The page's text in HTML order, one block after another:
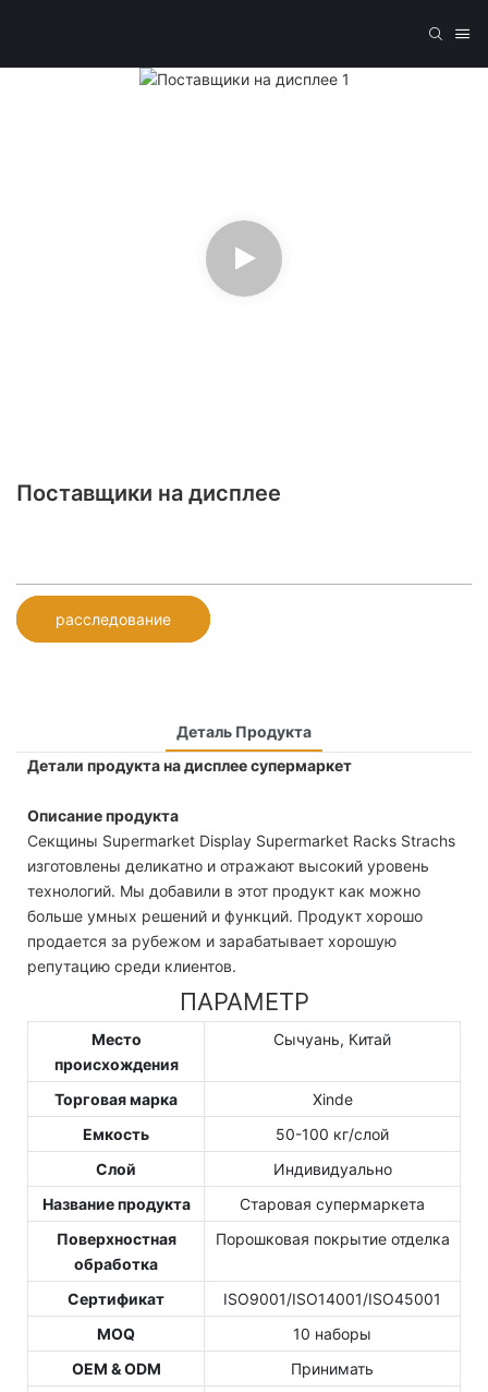
Поставщики на дисплее
расследование
Деталь Продукта
Детали продукта на дисплее супермаркет
Описание продукта
Секщины Supermarket Display Supermarket Racks Strachs
изготовлены деликатно и отражают высокий уровень
технологий. Мы добавили в этот продукт как можно
больше умных решений и функций. Продукт хорошо
продается за рубежом и зарабатывает хорошую
репутацию среди клиентов.
ПАРАМЕТР
Место
происхождения
Сычуань, Китай
Торговая марка
Xinde
Емкость
50-100 кг/слой
Слой
Индивидуально
Название продукта
Старовая супермаркета
Поверхностная
обработка
Порошковая покрытие отделка
Сертификат
ISO9001/ISO14001/ISO45001
MOQ
10 наборы
OEM & ODM
Принимать